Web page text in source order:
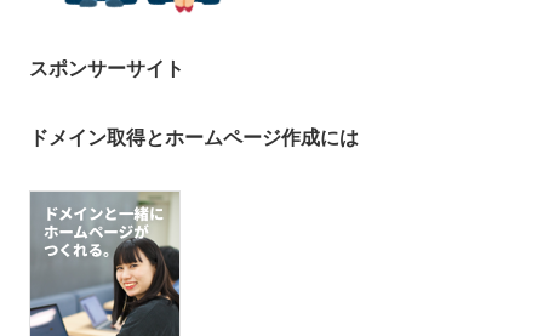
スポンサーサイト
ドメイン取得とホームページ作成には